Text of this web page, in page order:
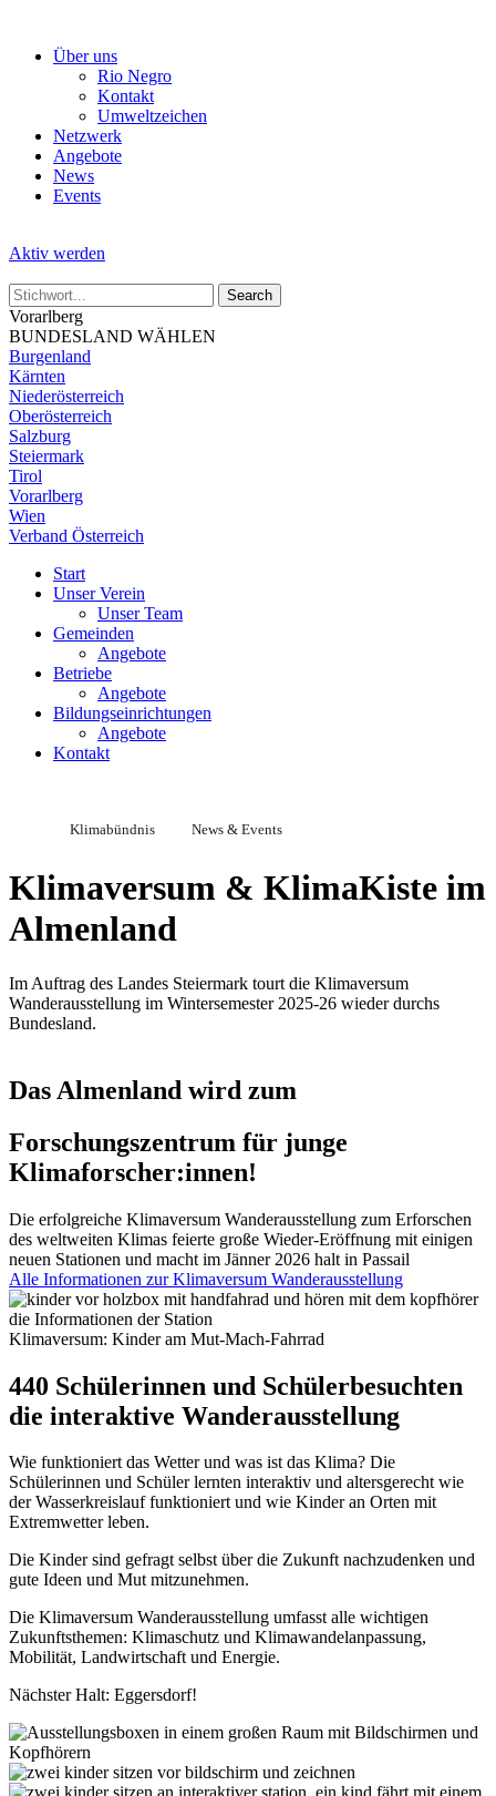
Über uns
Rio Negro
Kontakt
Umweltzeichen
Netzwerk
Angebote
News
Events
Aktiv werden
Vorarlberg
BUNDESLAND WÄHLEN
Burgenland
Kärnten
Niederösterreich
Oberösterreich
Salzburg
Steiermark
Tirol
Vorarlberg
Wien
Verband Österreich
Start
Unser Verein
Unser Team
Gemeinden
Angebote
Betriebe
Angebote
Bildungseinrichtungen
Angebote
Kontakt
Klimabündnis News & Events
Klimaversum & KlimaKiste im
Almenland
Im Auftrag des Landes Steiermark tourt die Klimaversum
Wanderausstellung im Wintersemester 2025-26 wieder durchs
Bundesland.
Das Almenland wird zum
Forschungszentrum für junge
Klimaforscher:innen!
Die erfolgreiche Klimaversum Wanderausstellung zum Erforschen
des weltweiten Klimas feierte große Wieder-Eröffnung mit einigen
neuen Stationen und macht im Jänner 2026 halt in Passail
Alle Informationen zur Klimaversum Wanderausstellung
Klimaversum: Kinder am Mut-Mach-Fahrrad
440 Schülerinnen und Schülerbesuchten
die interaktive Wanderausstellung
Wie funktioniert das Wetter und was ist das Klima? Die
Schülerinnen und Schüler lernten interaktiv und altersgerecht wie
der Wasserkreislauf funktioniert und wie Kinder an Orten mit
Extremwetter leben.
Die Kinder sind gefragt selbst über die Zukunft nachzudenken und
gute Ideen und Mut mitzunehmen.
Die Klimaversum Wanderausstellung umfasst alle wichtigen
Zukunftsthemen: Klimaschutz und Klimawandelanpassung,
Mobilität, Landwirtschaft und Energie.
Nächster Halt: Eggersdorf!